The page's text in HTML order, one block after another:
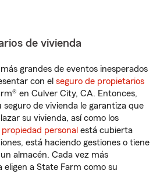
de vivienda
grandes de eventos inesperados
con el seguro de propietarios
en Culver City, CA. Entonces,
seguro de vivienda le garantiza que
su vivienda, así como los
propiedad personal está cubierta
está haciendo gestiones o tiene
almacén. Cada vez más
eligen a State Farm como su